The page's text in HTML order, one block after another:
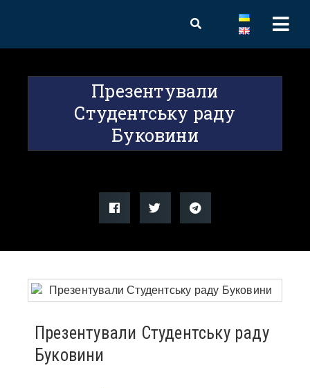
Презентували
Студентську раду
Буковини
Презентували Студентську раду
Буковини